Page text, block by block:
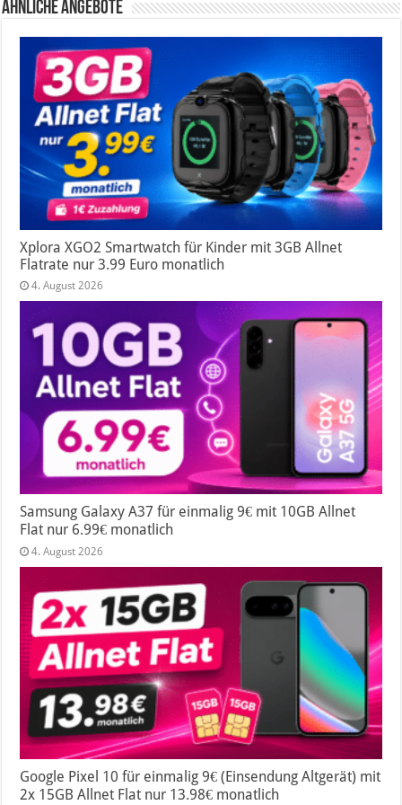
Ähnliche Angebote
Xplora XGO2 Smartwatch für Kinder mit 3GB Allnet
Flatrate nur 3.99 Euro monatlich
4. August 2026
Samsung Galaxy A37 für einmalig 9€ mit 10GB Allnet
Flat nur 6.99€ monatlich
4. August 2026
Google Pixel 10 für einmalig 9€ (Einsendung Altgerät) mit
2x 15GB Allnet Flat nur 13.98€ monatlich